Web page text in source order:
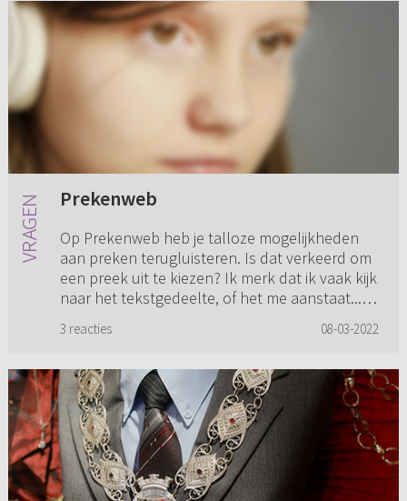
Prekenweb
Op Prekenweb heb je talloze mogelijkheden
aan preken terugluisteren. Is dat verkeerd om
een preek uit te kiezen? Ik merk dat ik vaak kijk
naar het tekstgedeelte, of het me aanstaat...
3 reacties 08-03-2022